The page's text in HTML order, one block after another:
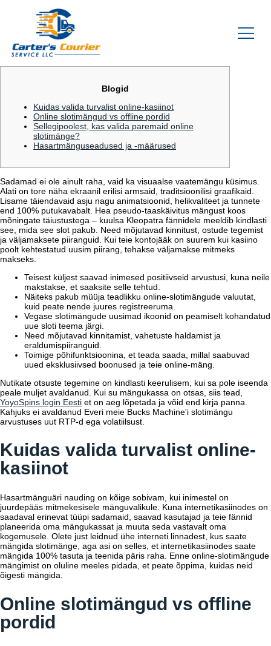
Blogid
Kuidas valida turvalist online-kasiinot
Online slotimängud vs offline pordid
Sellegipoolest, kas valida paremaid online
slotimänge?
Hasartmänguseadused ja -määrused
Sadamad ei ole ainult raha, vaid ka visuaalse vaatemängu küsimus.
Alati on tore näha ekraanil erilisi armsaid, traditsioonilisi graafikaid.
Lisame täiendavaid asju nagu animatsioonid, helikvaliteet ja tunnete
end 100% putukavabalt. Hea pseudo-taaskäivitus mängust koos
mõningate täiustustega – kuulsa Kleopatra fännidele meeldib kindlasti
see, mida see slot pakub. Need mõjutavad kinnitust, ostude tegemist
ja väljamaksete piiranguid. Kui teie kontojääk on suurem kui kasiino
poolt kehtestatud uusim piirang, tehakse väljamakse mitmeks
makseks.
Teisest küljest saavad inimesed positiivseid arvustusi, kuna neile
makstakse, et saaksite selle tehtud.
Näiteks pakub müüja teadlikku online-slotimängude valuutat,
kuid peate nende juures registreeruma.
Vegase slotimängude uusimad ikoonid on peamiselt kohandatud
uue sloti teema järgi.
Need mõjutavad kinnitamist, vahetuste haldamist ja
eraldumispiiranguid.
Toimige põhifunktsioonina, et teada saada, millal saabuvad
uued eksklusiivsed boonused ja teie online-mäng.
Nutikate otsuste tegemine on kindlasti keerulisem, kui sa pole iseenda
peale muljet avaldanud. Kui su mängukassa on otsas, siis tead,
YoyoSpins login Eesti et on aeg lõpetada ja võid end kirja panna.
Kahjuks ei avaldanud Everi meie Bucks Machine'i slotimängu
arvustuses uut RTP-d ega volatiilsust.
Kuidas valida turvalist online-
kasiinot
Hasartmänguäri nauding on kõige sobivam, kui inimestel on
juurdepääs mitmekesisele mänguvalikule. Kuna internetikasiinodes on
saadaval erinevat tüüpi sadamaid, saavad kasutajad ja teie fännid
planeerida oma mängukassat ja muuta seda vastavalt oma
kogemusele. Olete just leidnud ühe interneti linnadest, kus saate
mängida slotimänge, aga asi on selles, et internetikasiinodes saate
mängida 100% tasuta ja teenida päris raha. Enne online-slotimängude
mängimist on oluline meeles pidada, et peate õppima, kuidas neid
õigesti mängida.
Online slotimängud vs offline
pordid